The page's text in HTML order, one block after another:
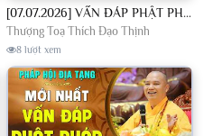
[07.07.2026] VẤN ĐÁP PHẬT PHÁP - Nghe Thầy giảng Pháp mỗi ngày CÔNG ĐỨC VÔ LƯỢNG│TT. Thích Đạo Thịnh
Thượng Toạ Thích Đạo Thịnh
8 lượt xem